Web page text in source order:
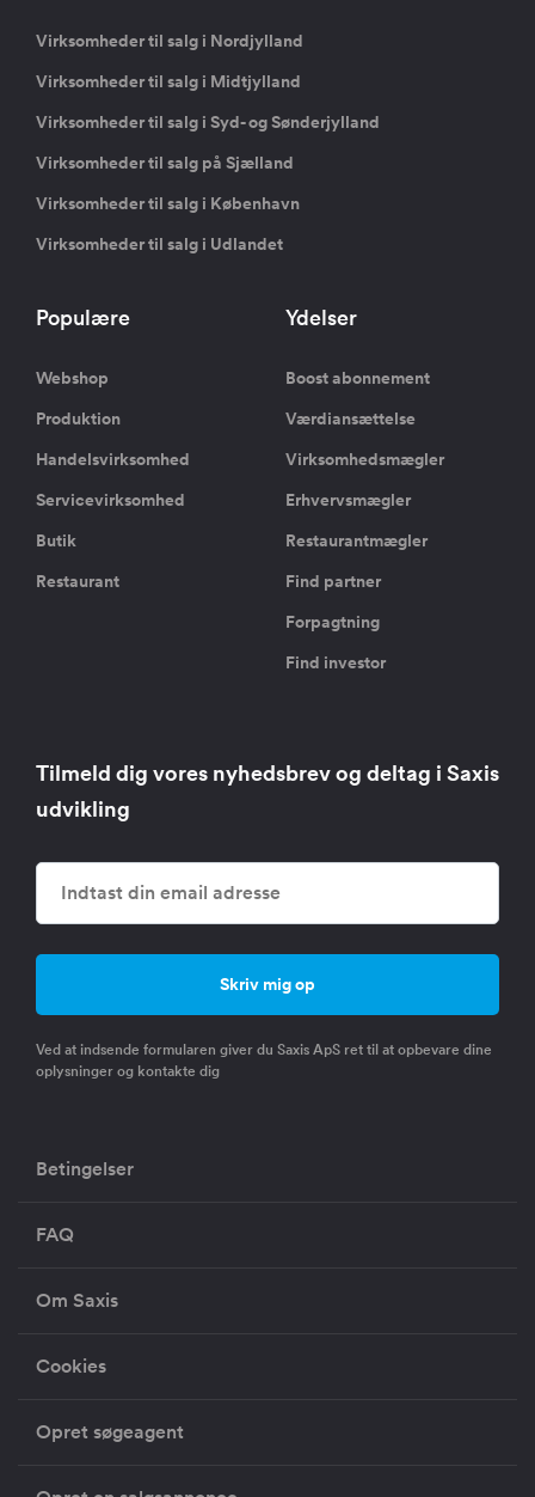
Virksomheder til salg i Nordjylland
Virksomheder til salg i Midtjylland
Virksomheder til salg i Syd- og Sønderjylland
Virksomheder til salg på Sjælland
Virksomheder til salg i København
Virksomheder til salg i Udlandet
Populære
Webshop
Produktion
Handelsvirksomhed
Servicevirksomhed
Butik
Restaurant
Ydelser
Boost abonnement
Værdiansættelse
Virksomhedsmægler
Erhvervsmægler
Restaurantmægler
Find partner
Forpagtning
Find investor
Tilmeld dig vores nyhedsbrev og deltag i Saxis
udvikling
Ved at indsende formularen giver du Saxis ApS ret til at opbevare dine
oplysninger og kontakte dig
Betingelser
FAQ
Om Saxis
Cookies
Opret søgeagent